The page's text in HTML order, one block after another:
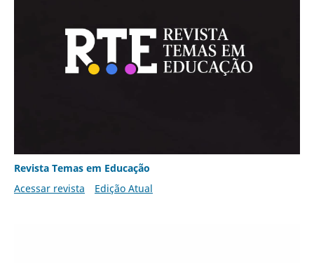
Revista Temas em Educação
Acessar revista
Edição Atual